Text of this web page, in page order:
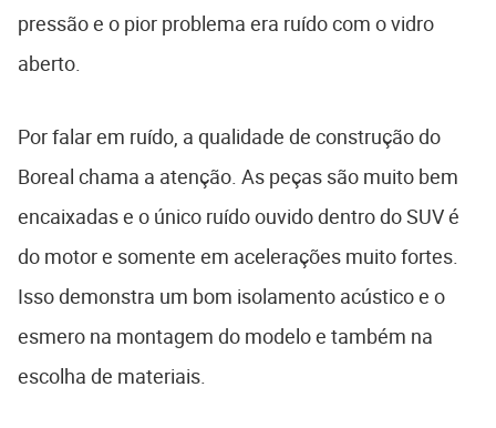
pressão e o pior problema era ruído com o vidro
aberto.
Por falar em ruído, a qualidade de construção do
Boreal chama a atenção. As peças são muito bem
encaixadas e o único ruído ouvido dentro do SUV é
do motor e somente em acelerações muito fortes.
Isso demonstra um bom isolamento acústico e o
esmero na montagem do modelo e também na
escolha de materiais.